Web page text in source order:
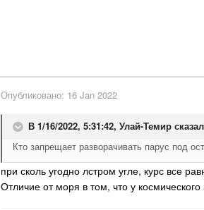
Опубликовано: 16 Jan 2022
В 1/16/2022, 5:31:42, Улай-Темир
Кто запрещает разворачивать парус под
при сколь угодно лстром угле, курс все
Отличие от моря в том, что у